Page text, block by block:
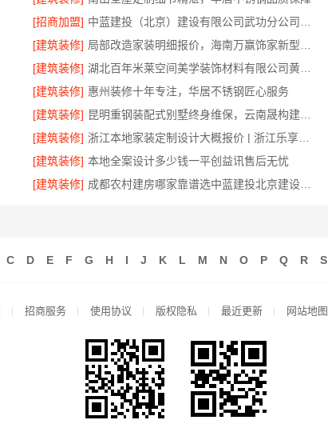
[招商加盟]
[建筑装修]
[建筑装修]
[建筑装修] 惠州装修十年专注，华居不锈钢匠心服务
[建筑装修]
[建筑装修]
[建筑装修] 本地全案设计多少钱一平创益讯售后无忧
[建筑装修]
C D E F G H I J K L M N O P Q R S
招商服务 使用协议 版权隐私 最近更新 网站地图